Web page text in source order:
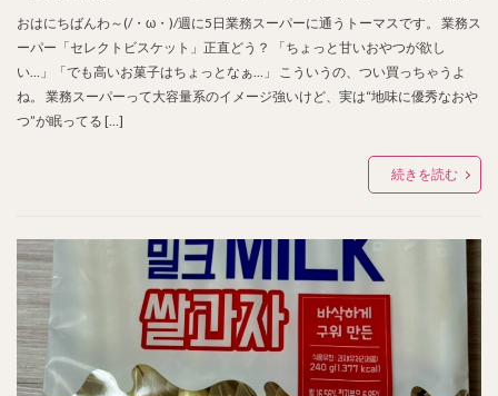
おはにちばんわ～(/・ω・)/週に5日業務スーパーに通うトーマスです。 業務ス
ーパー「セレクトビスケット」正直どう？ 「ちょっと甘いおやつが欲し
い…」「でも高いお菓子はちょっとなぁ…」 こういうの、つい買っちゃうよ
ね。 業務スーパーって大容量系のイメージ強いけど、実は“地味に優秀なおや
つ”が眠ってる […]
続きを読む